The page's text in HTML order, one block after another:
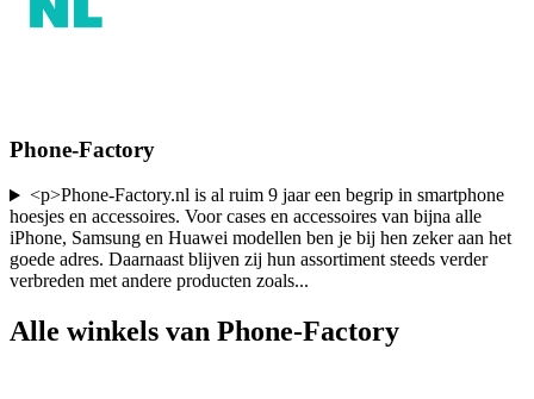
Phone-Factory
<p>Phone-Factory.nl is al ruim 9 jaar een begrip in smartphone
hoesjes en accessoires. Voor cases en accessoires van bijna alle
iPhone, Samsung en Huawei modellen ben je bij hen zeker aan het
goede adres. Daarnaast blijven zij hun assortiment steeds verder
verbreden met andere producten zoals...
Alle winkels van Phone-Factory